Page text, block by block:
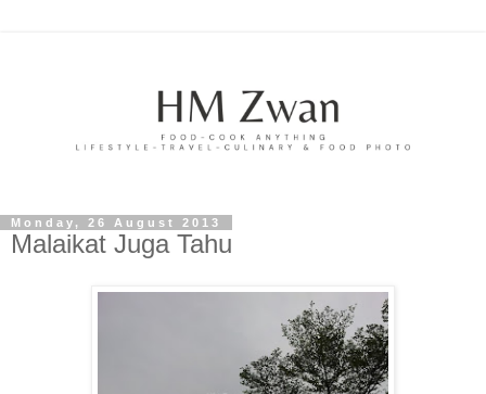
Monday, 26 August 2013
Malaikat Juga Tahu